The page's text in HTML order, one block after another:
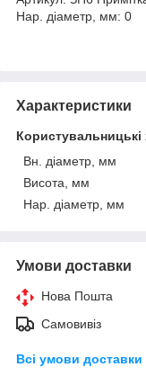
Нар. діаметр, мм: 0
Характеристики
Користувальницькі
Вн. діаметр, мм
Висота, мм
Нар. діаметр, мм
Умови доставки
Нова Пошта
Самовивіз
Всі умови доставки